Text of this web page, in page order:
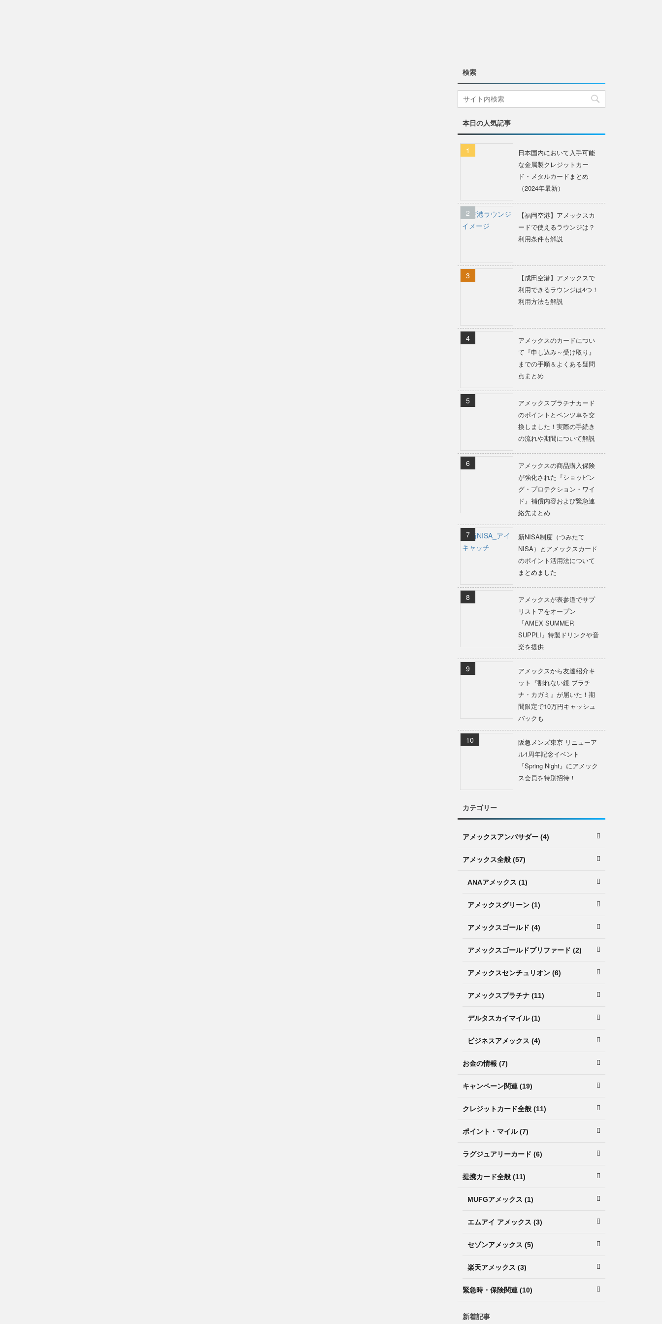
検索
本日の人気記事
日本国内において入手可能
な金属製クレジットカー
ド・メタルカードまとめ
（2024年最新）
【福岡空港】アメックスカ
ードで使えるラウンジは？
利用条件も解説
【成田空港】アメックスで
利用できるラウンジは4つ！
利用方法も解説
アメックスのカードについ
て『申し込み～受け取り』
までの手順＆よくある疑問
点まとめ
アメックスプラチナカード
のポイントとベンツ車を交
換しました！実際の手続き
の流れや期間について解説
アメックスの商品購入保険
が強化された『ショッピン
グ・プロテクション・ワイ
ド』補償内容および緊急連
絡先まとめ
新NISA制度（つみたて
NISA）とアメックスカード
のポイント活用法について
まとめました
アメックスが表参道でサプ
リストアをオープン
『AMEX SUMMER
SUPPLI』特製ドリンクや音
楽を提供
アメックスから友達紹介キ
ット『割れない鏡 プラチ
ナ・カガミ』が届いた！期
間限定で10万円キャッシュ
バックも
阪急メンズ東京 リニューア
ル1周年記念イベント
『Spring Night』にアメック
ス会員を特別招待！
カテゴリー
アメックスアンバサダー (4)
アメックス全般 (57)
ANAアメックス (1)
アメックスグリーン (1)
アメックスゴールド (4)
アメックスゴールドプリファード (2)
アメックスセンチュリオン (6)
アメックスプラチナ (11)
デルタスカイマイル (1)
ビジネスアメックス (4)
お金の情報 (7)
キャンペーン関連 (19)
クレジットカード全般 (11)
ポイント・マイル (7)
ラグジュアリーカード (6)
提携カード全般 (11)
MUFGアメックス (1)
エムアイ アメックス (3)
セゾンアメックス (5)
楽天アメックス (3)
緊急時・保険関連 (10)
新着記事